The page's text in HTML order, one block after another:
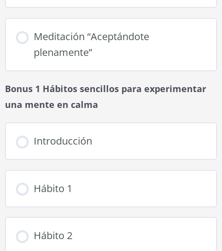
Meditación “Aceptándote
plenamente”
Bonus 1 Hábitos sencillos para experimentar
una mente en calma
Introducción
Hábito 1
Hábito 2